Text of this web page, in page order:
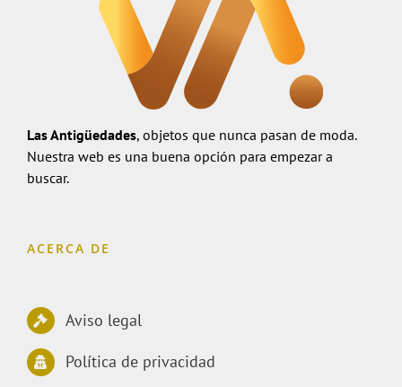
Las Antigüedades, objetos que nunca pasan de moda.
Nuestra web es una buena opción para empezar a
buscar.
ACERCA DE
Aviso legal
Política de privacidad